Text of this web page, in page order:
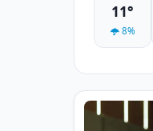
11°
8%